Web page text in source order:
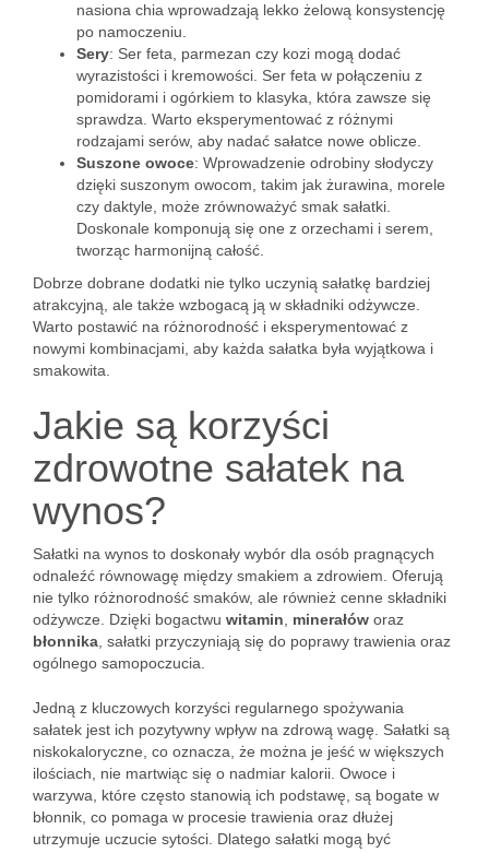
nasiona chia wprowadzają lekko żelową konsystencję
po namoczeniu.
Sery: Ser feta, parmezan czy kozi mogą dodać
wyrazistości i kremowości. Ser feta w połączeniu z
pomidorami i ogórkiem to klasyka, która zawsze się
sprawdza. Warto eksperymentować z różnymi
rodzajami serów, aby nadać sałatce nowe oblicze.
Suszone owoce: Wprowadzenie odrobiny słodyczy
dzięki suszonym owocom, takim jak żurawina, morele
czy daktyle, może zrównoważyć smak sałatki.
Doskonale komponują się one z orzechami i serem,
tworząc harmonijną całość.
Dobrze dobrane dodatki nie tylko uczynią sałatkę bardziej
atrakcyjną, ale także wzbogacą ją w składniki odżywcze.
Warto postawić na różnorodność i eksperymentować z
nowymi kombinacjami, aby każda sałatka była wyjątkowa i
smakowita.
Jakie są korzyści
zdrowotne sałatek na
wynos?
Sałatki na wynos to doskonały wybór dla osób pragnących
odnaleźć równowagę między smakiem a zdrowiem. Oferują
nie tylko różnorodność smaków, ale również cenne składniki
odżywcze. Dzięki bogactwu witamin minerałów oraz
błonnika , sałatki przyczyniają się do poprawy trawienia oraz
ogólnego samopoczucia.
Jedną z kluczowych korzyści regularnego spożywania
sałatek jest ich pozytywny wpływ na zdrową wagę. Sałatki są
niskokaloryczne, co oznacza, że można je jeść w większych
ilościach, nie martwiąc się o nadmiar kalorii. Owoce i
warzywa, które często stanowią ich podstawę, są bogate w
błonnik, co pomaga w procesie trawienia oraz dłużej
utrzymuje uczucie sytości. Dlatego sałatki mogą być